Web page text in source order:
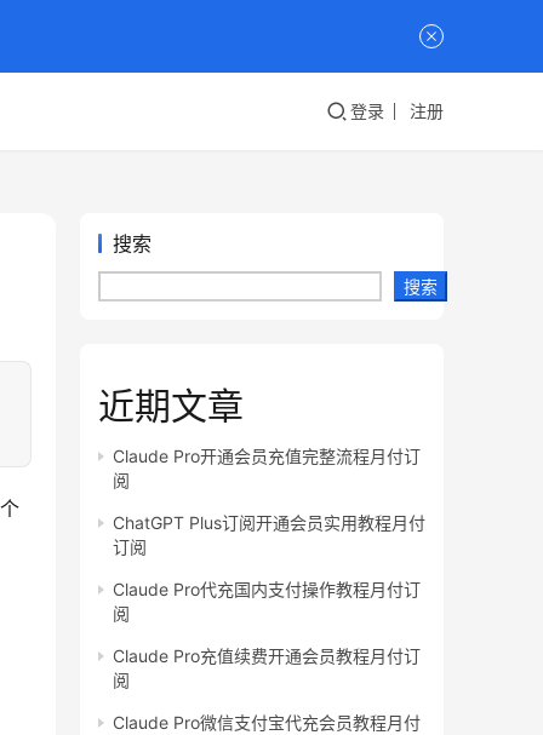
登录 注册
搜索
搜索
近期文章
Claude Pro开通会员充值完整流程月付订
阅
ChatGPT Plus订阅开通会员实用教程月付
订阅
Claude Pro代充国内支付操作教程月付订
阅
Claude Pro充值续费开通会员教程月付订
阅
Claude Pro微信支付宝代充会员教程月付